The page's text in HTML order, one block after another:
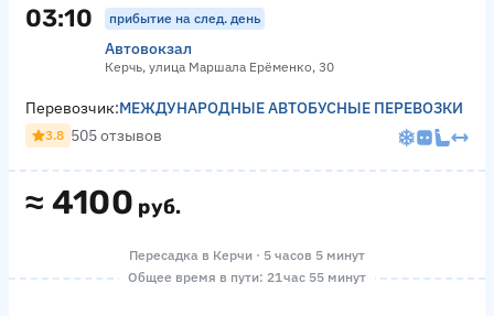
03:10 прибытие на след. день
Автовокзал
Керчь, улица Маршала Ерёменко, 30
≈ 4100 руб.
Перевозчик:МЕЖДУНАРОДНЫЕ АВТОБУСНЫЕ ПЕРЕВОЗКИ
3.8 505 отзывов
Пересадка в Керчи · 5 часов 5 минут
Общее время в пути: 21 час 55 минут